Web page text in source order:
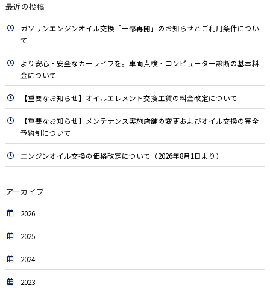
最近の投稿
ガソリンエンジンオイル交換「一部再開」のお知らせとご利用条件につい
て
より安心・安全なカーライフを。車両点検・コンピューター診断の基本料
金について
【重要なお知らせ】オイルエレメント交換工賃の料金改定について
【重要なお知らせ】メンテナンス実施店舗の変更およびオイル交換の完全
予約制について
エンジンオイル交換の価格改定について（2026年8月1日より）
アーカイブ
2026
2025
2024
2023